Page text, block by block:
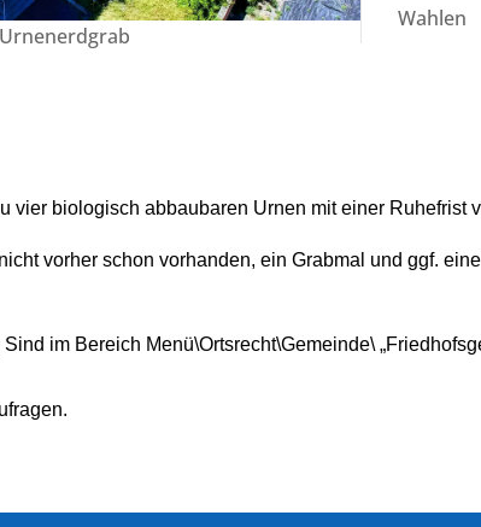
Urnenerdgrab
Wahlen
vier biologisch abbaubaren Urnen mit einer Ruhefrist
vorher schon vorhanden, ein Grabmal und ggf.
im Bereich Menü\Ortsrecht\Gemeinde\